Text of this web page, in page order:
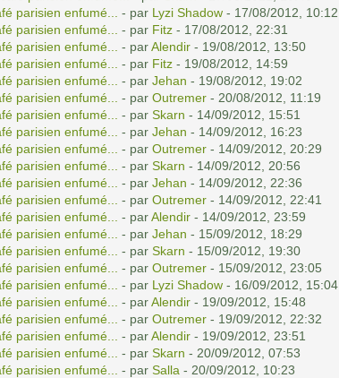
parisien enfumé...
- par Lyzi Shadow- 17/08/2012, 10:12
parisien enfumé...
- par Fitz- 17/08/2012, 22:31
parisien enfumé...
- parAlendir- 19/08/2012, 13:50
parisien enfumé...
- par Fitz- 19/08/2012, 14:59
parisien enfumé...
- par Jehan - 19/08/2012, 19:02
parisien enfumé...
- par Outremer- 20/08/2012, 11:19
parisien enfumé...
- par Skarn - 14/09/2012, 15:51
parisien enfumé...
- par Jehan - 14/09/2012, 16:23
parisien enfumé...
- par Outremer- 14/09/2012, 20:29
parisien enfumé...
- par Skarn - 14/09/2012, 20:56
parisien enfumé...
- par Jehan - 14/09/2012, 22:36
parisien enfumé...
- par Outremer- 14/09/2012, 22:41
parisien enfumé...
- parAlendir- 14/09/2012, 23:59
parisien enfumé...
- par Jehan - 15/09/2012, 18:29
parisien enfumé...
- par Skarn - 15/09/2012, 19:30
parisien enfumé...
- par Outremer- 15/09/2012, 23:05
parisien enfumé...
- par Lyzi Shadow- 16/09/2012, 15:04
parisien enfumé...
- parAlendir- 19/09/2012, 15:48
parisien enfumé...
- par Outremer- 19/09/2012, 22:32
parisien enfumé...
- parAlendir- 19/09/2012, 23:51
parisien enfumé...
- par Skarn - 20/09/2012, 07:53
parisien enfumé...
- par Salla - 20/09/2012, 10:23